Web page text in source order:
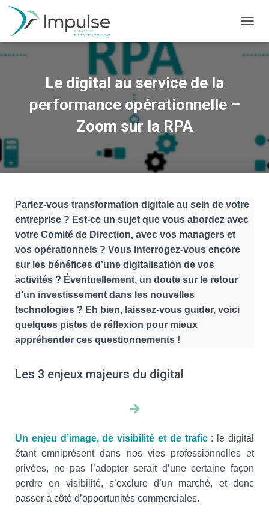
É
P
T
O
Le digital au service de la
performance opérationnelle –
Zoom sur la RPA
Parlez-vous transformation digitale au sein de votre
entreprise ? Est-ce un sujet que vous abordez avec
votre Comité de Direction, avec vos managers et
vos opérationnels ? Vous interrogez-vous encore
sur les bénéfices d’une digitalisation de vos
activités ? Éventuellement, un doute sur le retour
d’un investissement dans les nouvelles
technologies ? Eh bien, laissez-vous guider, voici
quelques pistes de réflexion pour mieux
appréhender ces questionnements !
Les 3 enjeux majeurs du digital
Un enjeu d’image, de visibilité et de trafic: le digital
étant omniprésent dans nos vies professionnelles et
privées, ne pas l’adopter serait d’une certaine façon
perdre en visibilité, s’exclure d’un marché, et donc
passer à côté d’opportunités commerciales.